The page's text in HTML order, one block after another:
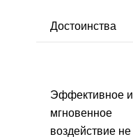
Достоинства
Эффективное и
мгновенное
воздействие не